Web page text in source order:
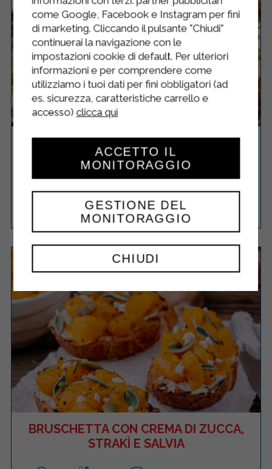
PARMIGIANA DI ZUCCA E BESCIAMELLA
STERILGARDA
4 40 Minuti
BRUSCHETTA CON CREMA DI ZUCCA,
STRAKÌ E SALVIA
come Google, Facebook e Instagram per fini
di marketing. Cliccando il pulsante "Chiudi"
continuerai la navigazione con le
impostazioni cookie di default. Per ulteriori
informazioni e per comprendere come
utilizziamo i tuoi dati per fini obbligatori (ad
es. sicurezza, caratteristiche carrello e
accesso) clicca qui
CHIUDI
GESTIONE DEL
MONITORAGGIO
ACCETTO IL
MONITORAGGIO